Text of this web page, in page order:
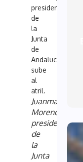
Juanma
Moreno,
presidente
de
la
Junta